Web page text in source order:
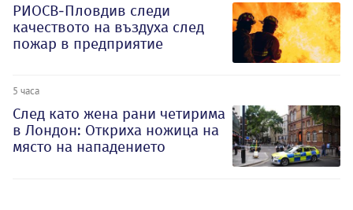
РИОСВ-Пловдив следи
качеството на въздуха след
пожар в предприятие
5 часа
След като жена рани четирима
в Лондон: Откриха ножица на
място на нападението